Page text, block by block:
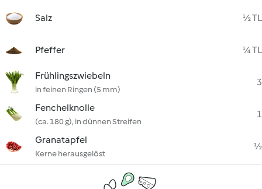
Salz ½ TL
Pfeffer ¼ TL
Frühlingszwiebeln
in feinen Ringen (5 mm)
3
Fenchelknolle
(ca. 180 g), in dünnen Streifen
1
Granatapfel
Kerne herausgelöst
½